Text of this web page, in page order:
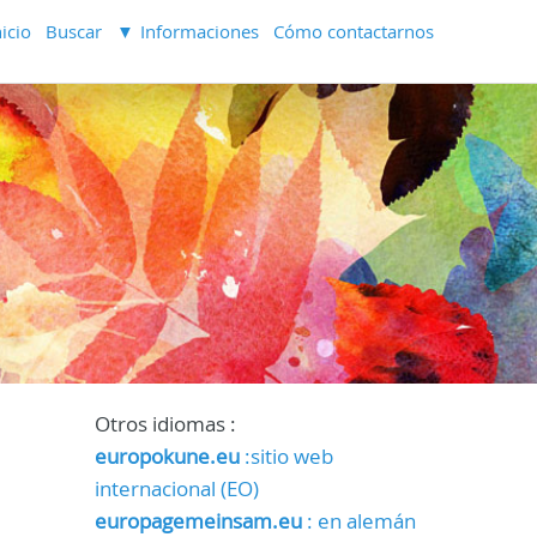
Buscar Informaciones Cómo contactarnos
Otros idiomas :
europokune.eu:sitio web
internacional (EO)
europagemeinsam.eu: en alemán